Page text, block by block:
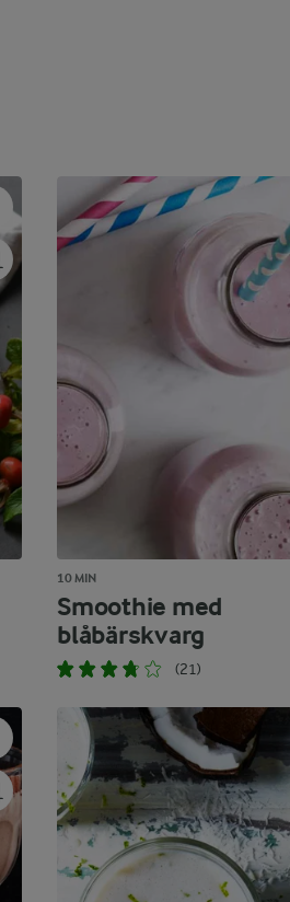
10 MIN
Smoothie med
blåbärskvarg
(21)